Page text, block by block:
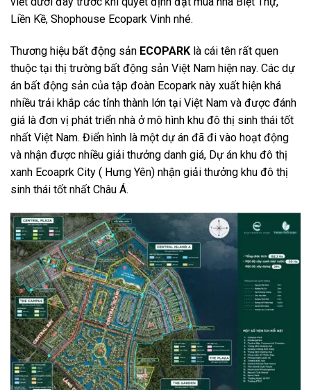
Liền Kề, Shophouse Ecopark Vinh nhé.
Thương hiệu bất động sản ECOPARK là cái tên rất quen
thuộc tại thị trường bất động sản Việt Nam hiện nay. Các dự
án bất động sản của tập đoàn Ecopark này xuất hiện khá
nhiều trải khắp các tỉnh thành lớn tại Việt Nam và được đánh
giá là đơn vị phát triển nhà ở mô hình khu đô thị sinh thái tốt
nhất Việt Nam. Điển hình là một dự án đã đi vào hoạt động
và nhận được nhiều giải thưởng danh giá, Dự án khu đô thị
xanh Ecoaprk City ( Hưng Yên) nhận giải thưởng khu đô thị
sinh thái tốt nhất Châu Á.